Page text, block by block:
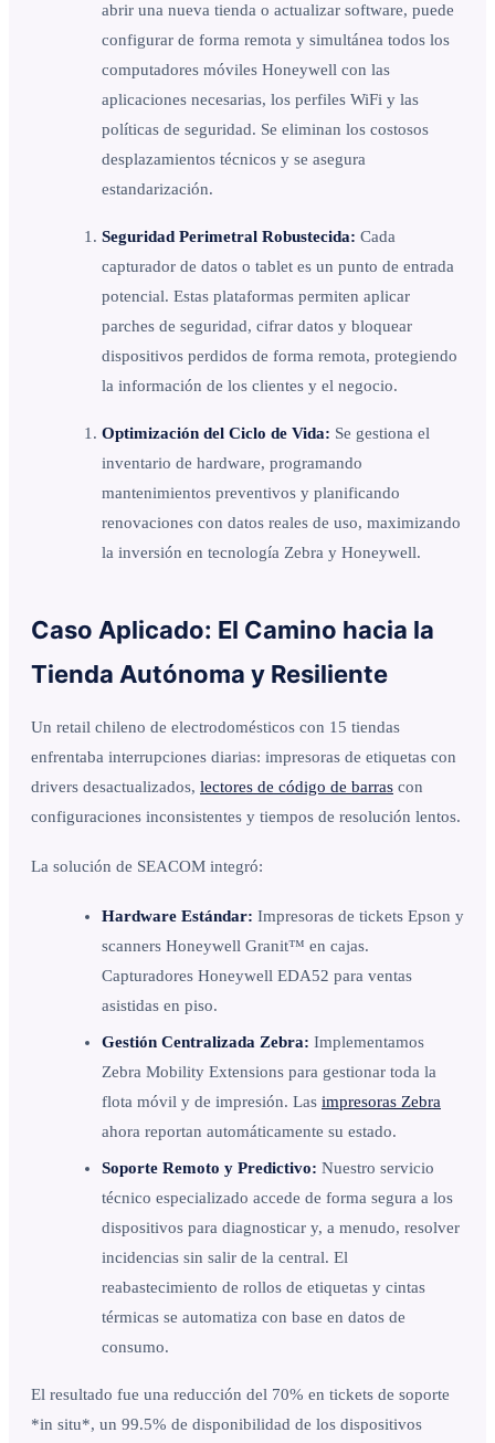
abrir una nueva tienda o actualizar software, puede
configurar de forma remota y simultánea todos los
computadores móviles Honeywell con las
aplicaciones necesarias, los perfiles WiFi y las
políticas de seguridad. Se eliminan los costosos
desplazamientos técnicos y se asegura
estandarización.
Seguridad Perimetral Robustecida: Cada
capturador de datos o tablet es un punto de entrada
potencial. Estas plataformas permiten aplicar
parches de seguridad, cifrar datos y bloquear
dispositivos perdidos de forma remota, protegiendo
la información de los clientes y el negocio.
Optimización del Ciclo de Vida: Se gestiona el
inventario de hardware, programando
mantenimientos preventivos y planificando
renovaciones con datos reales de uso, maximizando
la inversión en tecnología Zebra y Honeywell.
Caso Aplicado: El Camino hacia la
Tienda Autónoma y Resiliente
Un retail chileno de electrodomésticos con 15 tiendas
enfrentaba interrupciones diarias: impresoras de etiquetas con
drivers desactualizados, lectores de código de barras con
configuraciones inconsistentes y tiempos de resolución lentos.
La solución de SEACOM integró:
Hardware Estándar: Impresoras de tickets Epson y
scanners Honeywell Granit™ en cajas.
Capturadores Honeywell EDA52 para ventas
asistidas en piso.
Gestión Centralizada Zebra: Implementamos
Zebra Mobility Extensions para gestionar toda la
flota móvil y de impresión. Las impresoras Zebra
ahora reportan automáticamente su estado.
Soporte Remoto y Predictivo: Nuestro servicio
técnico especializado accede de forma segura a los
dispositivos para diagnosticar y, a menudo, resolver
incidencias sin salir de la central. El
reabastecimiento de rollos de etiquetas y cintas
térmicas se automatiza con base en datos de
consumo.
El resultado fue una reducción del 70% en tickets de soporte
*in situ*, un 99.5% de disponibilidad de los dispositivos